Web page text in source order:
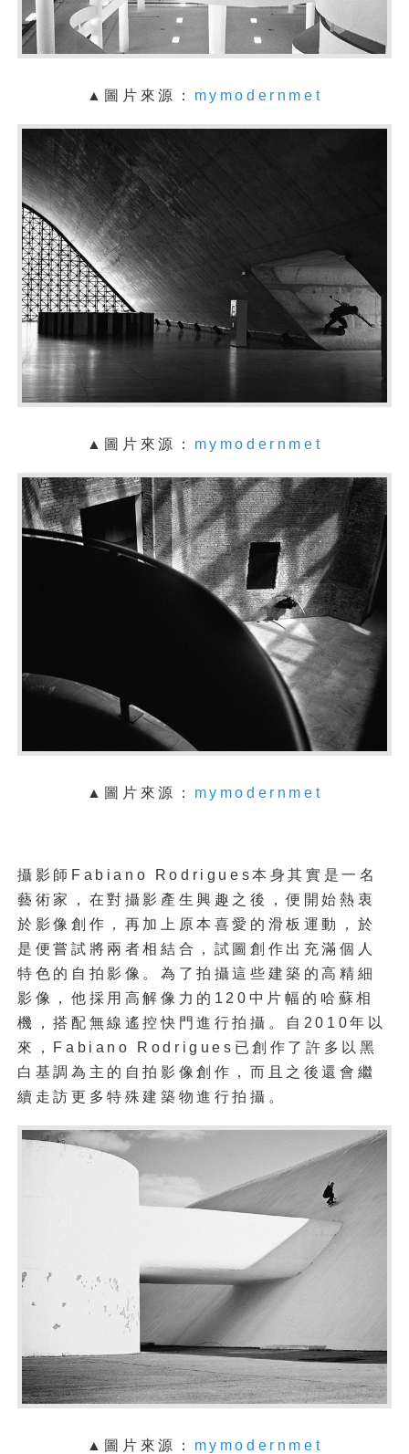
▲圖片來源： mymodernmet
▲圖片來源： mymodernmet
▲圖片來源： mymodernmet
攝影師 Fabiano Rodrigues本身其實是一名
藝術家，在對攝影產生興趣之後，便開始熱衷
於影像創作，再加上原本喜愛的滑板運動，於
是便嘗試將兩者相結合，試圖創作出充滿個人
特色的自拍影像。為了拍攝這些建築的高精細
影像，他採用高解像力的120中片幅的哈蘇相
機，搭配無線遙控快門進行拍攝。自2010年以
來，Fabiano Rodrigues已創作了許多以黑
白基調為主的自拍影像創作，而且之後還會繼
續走訪更多特殊建築物進行拍攝。
▲圖片來源： mymodernmet